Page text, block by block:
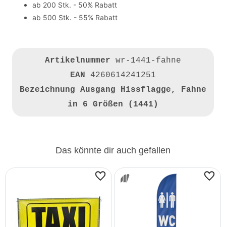
ab 200 Stk. - 50% Rabatt
ab 500 Stk. - 55% Rabatt
Artikelnummer wr-1441-fahne
EAN 4260614241251
Bezeichnung Ausgang Hissflagge, Fahne
in 6 Größen (1441)
Das könnte dir auch gefallen